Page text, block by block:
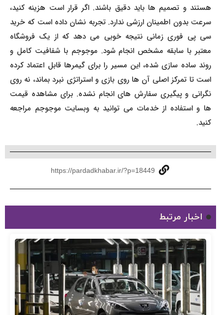
هستند و تصمیم ها باید دقیق باشند. اگر قرار است هزینه کنید،
سرعت بدون اطمینان ارزشی ندارد. تجربه نشان داده است که خرید
سی پی فوری زمانی نتیجه خوبی می دهد که از یک فروشگاه
معتبر با سابقه مشخص انجام شود. موجوجم با شفافیت کامل و
روند ساده سازی شده، این مسیر را برای گیمرها قابل اعتماد کرده
است تا تمرکز اصلی آن ها روی بازی و استراتژی نبرد بماند، نه روی
نگرانی و پیگیری سفارش های انجام نشده. برای مشاهده قیمت
ها و استفاده از خدمات می توانید به وبسایت موجوجم مراجعه
کنید.
https://pardadkhabar.ir/?p=18449
اخبار مرتبط